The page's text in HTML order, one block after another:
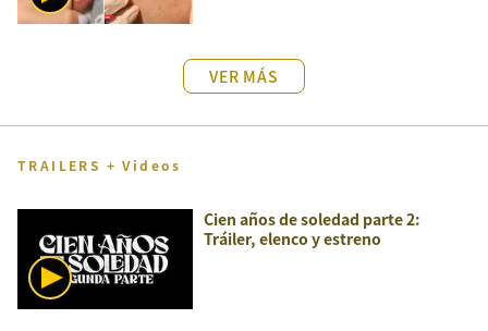
VER MÁS
TRAILERS + Videos
Cien años de soledad parte 2:
Tráiler, elenco y estreno